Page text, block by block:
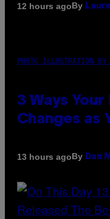
12 hours agoBy
PHOTO ILLUSTRATION
3 Ways
Changes as
13 hours agoBy Dan